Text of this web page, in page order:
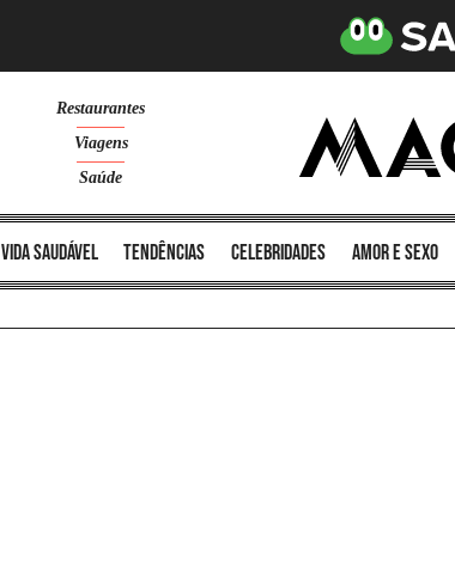
Restaurantes
Viagens
Saúde
vida saudável tendências celebridades amor e sexo